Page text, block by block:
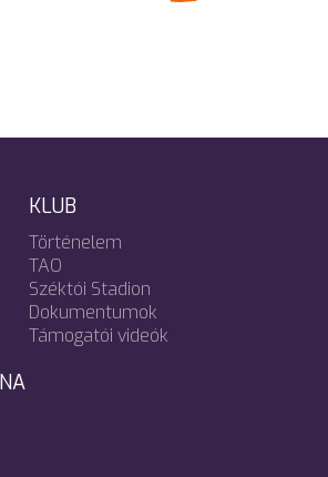
KLUB
Történelem
TAO
Széktói Stadion
Dokumentumok
Támogatói videók